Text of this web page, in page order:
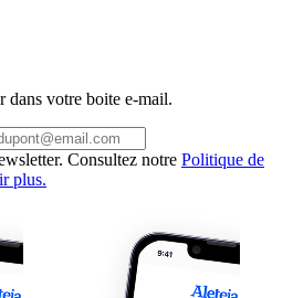
dans votre boite e-mail.
Consultez notre Politique de
plus.